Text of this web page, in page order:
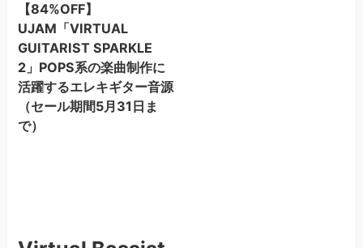
【84%OFF】
UJAM「VIRTUAL
GUITARIST SPARKLE
2」POPS系の楽曲制作に
活躍するエレキギター音源
（セール期間5月31日ま
で）